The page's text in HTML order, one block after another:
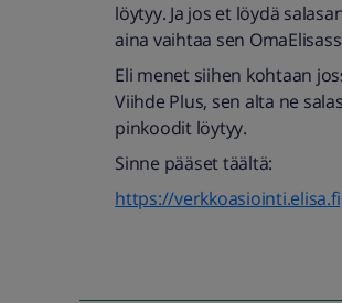
löytyy. Ja jos et löydä
aina vaihtaa sen
Eli menet siihen kohtaan
Viihde Plus, sen alta ne
pinkoodit löytyy.
Sinne pääset täältä:
https://verkkoasiointi.elisa.fi